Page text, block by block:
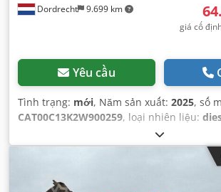
Dordrecht 9.699 km
giá cố
Yêu cầu
Tình trạng: mới, Năm sản xuất: 2025, số
CAT00C13K2W900259, loại nhiên liệu: